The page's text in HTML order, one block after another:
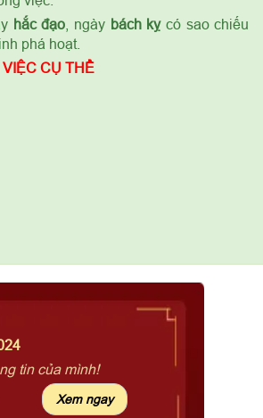
hắc đạo , ngày bách kỵcó sao chiếu
phá hoạt.
CỤ THỂ
tin của mình!